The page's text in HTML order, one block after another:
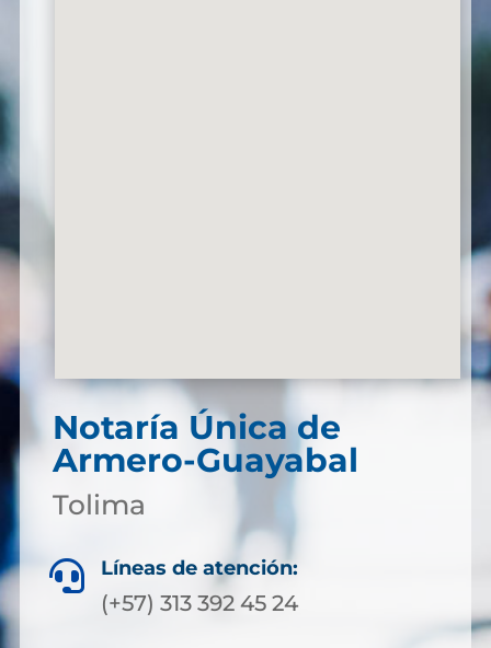
Notaría Única de
Armero-Guayabal
Tolima
 Líneas de atención:
(+57) 313 392 45 24